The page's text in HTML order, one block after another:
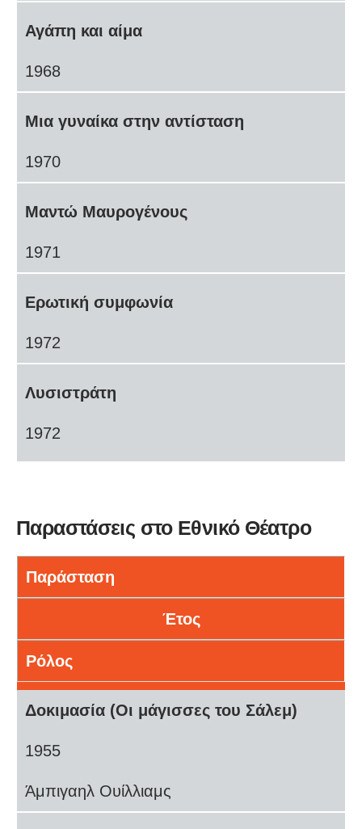
Αγάπη και αίμα
1968
Μια γυναίκα στην αντίσταση
1970
Μαντώ Μαυρογένους
1971
Ερωτική συμφωνία
1972
Λυσιστράτη
1972
Παραστάσεις στο Εθνικό Θέατρο
Παράσταση
Έτος
Ρόλος
Δοκιμασία (Οι μάγισσες του Σάλεμ)
1955
Άμπιγαηλ Ουίλλιαμς